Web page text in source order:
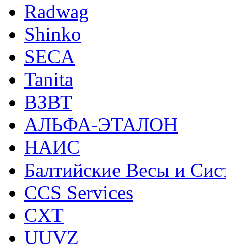
Radwag
Shinko
SECA
Tanita
ВЗВТ
АЛЬФА-ЭТАЛОН
НАИС
Балтийские Весы и
CCS Services
CXT
UUVZ